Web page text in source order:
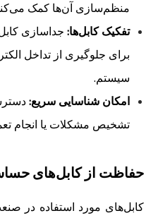
منظم‌سازی آن‌ها کمک
تفکیک کابل‌ها: جداسازی
برای جلوگیری از تداخل
سیستم.
امکان شناسایی سریع:
تشخیص مشکلات یا انجام
حفاظت از کابل‌های
کابل‌های مورد استفاده در